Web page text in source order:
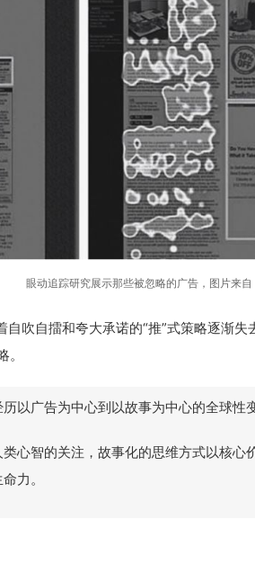
眼动追踪研究展示那些被忽略的广告，图片来自
自吹自擂和夸大承诺的“推”式策略逐渐
以广告为中心到以故事为中心的全球性变
心智的关注，故事化的思维方式以核心
力。